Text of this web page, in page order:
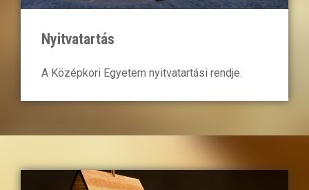
Nyitvatartás
A Középkori Egyetem nyitvatartási rendje.